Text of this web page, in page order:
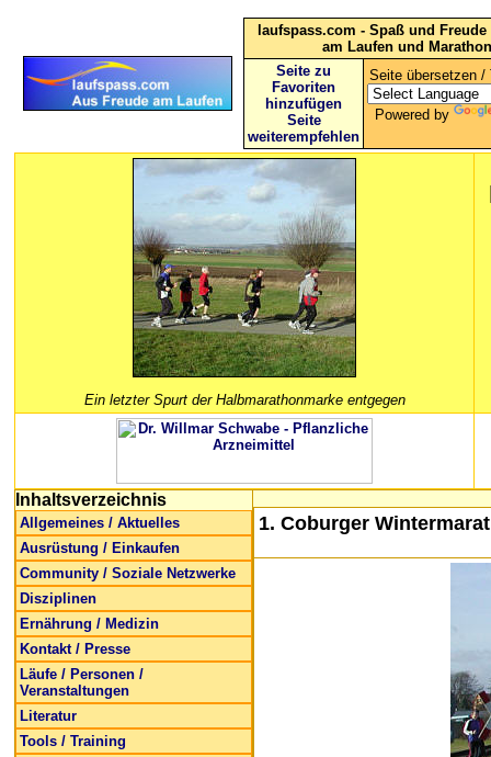
laufspass.com - Spaß und
am Laufen und Marathon
Seite zu
Favoriten
hinzufügen
Seite
weiterempfehlen
Seite übersetzen /
Powered by
Ein letzter Spurt der Halbmarathonmarke entgegen
Inhaltsverzeichnis
Allgemeines / Aktuelles
Ausrüstung / Einkaufen
Community / Soziale Netzwerke
Disziplinen
Ernährung / Medizin
Kontakt / Presse
Läufe / Personen /
Veranstaltungen
Literatur
Tools / Training
1. Coburger